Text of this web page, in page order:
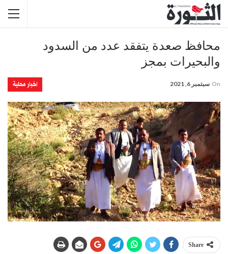
محافظ صعدة يتفقد عدد من السدود
والبحيرات بمجز
اخبار محلية On سبتمبر 6, 2021
Share